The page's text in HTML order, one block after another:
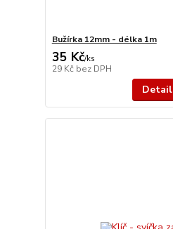
Bužírka 12mm - délka 1m
35 Kč/ks
29 Kč bez DPH
Detail